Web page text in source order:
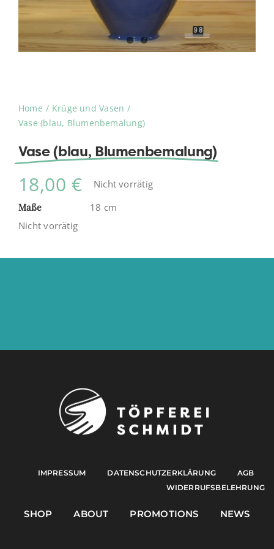
Home
Krüge und Vasen
Vase (blau, Blumenbemalung)
Vase (blau, Blumenbemalung)
18,00 €
Nicht vorrätig
Maße
18 cm
Nicht vorrätig
IMPRESSUM DATENSCHUTZERKLÄRUNG
AGB
WIDERRUFSBELEHRUNG
SHOP ABOUT PROMOTIONS NEWS